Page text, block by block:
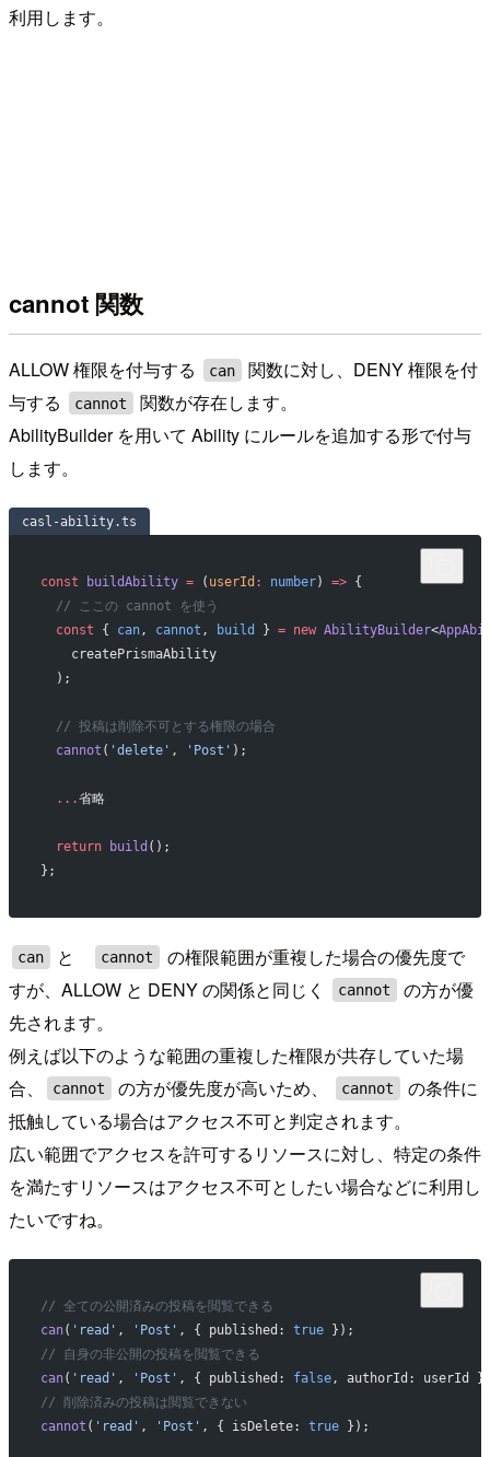
利用します。
cannot 関数
ALLOW 権限を付与する can
関数に対し、DENY 権限を付
与する
cannot
関数が存在します。
AbilityBuilder を用いて Ability にルールを追加する形で付与
します。
casl-ability.ts
const buildAbility = ( userId : number) => {
  // ここの cannot を使う
  const
{ can, cannot , build } = new AbilityBuilder<
    createPrismaAbility
  );
  // 投稿は削除不可とする権限の場合
  cannot
( 'delete' , 'Post' );
  ...
省略
  return
build ();
};
can と cannot
の権限範囲が重複した場合の優先度で
すが、ALLOW と DENY の関係と同じく
cannot
の方が優
先されます。
例えば以下のような範囲の重複した権限が共存していた場
合、
cannot の方が優先度が高いため、 cannot
の条件に
抵触している場合はアクセス不可と判定されます。
広い範囲でアクセスを許可するリソースに対し、特定の条件
を満たすリソースはアクセス不可としたい場合などに利用し
たいですね。
// 全ての公開済みの投稿を閲覧できる
can( 'read' , 'Post' , { published: true });
// 自身の非公開の投稿を閲覧できる
can( 'read' , 'Post' , { published: false, authorId: userId
// 削除済みの投稿は閲覧できない
cannot ( 'read' , 'Post' , { isDelete: true });